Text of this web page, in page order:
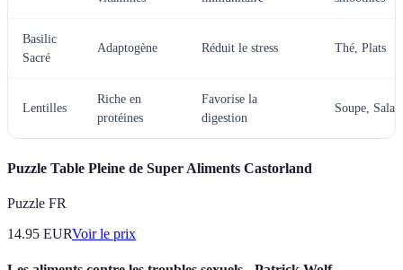
Basilic
Sacré
Adaptogène Réduit le stress Thé, Plats
Lentilles
Riche en
protéines
Favorise la
digestion
Soupe,
Puzzle Table Pleine de Super Aliments Castorland
Puzzle FR
14.95 EURVoir le prix